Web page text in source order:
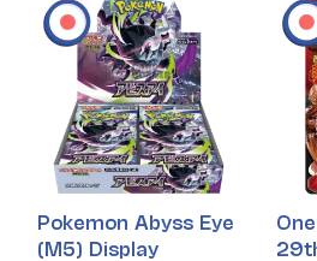
Pokemon Abyss Eye
(M5) Display